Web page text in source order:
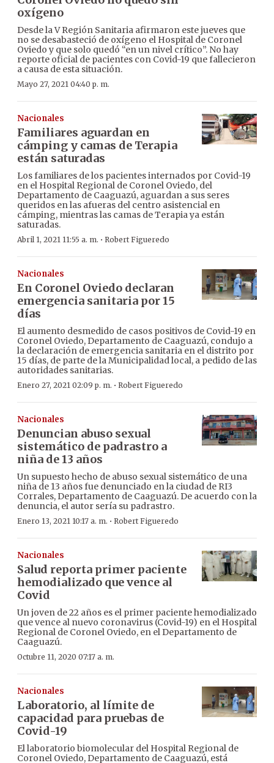
oxígeno
Desde la V Región Sanitaria afirmaron este jueves que
no se desabasteció de oxígeno el Hospital de Coronel
Oviedo y que solo quedó “en un nivel crítico”. No hay
reporte oficial de pacientes con Covid-19 que fallecieron
a causa de esta situación.
Mayo 27, 2021 04:40 p. m.
Nacionales
Familiares aguardan en
cámping y camas de Terapia
están saturadas
Los familiares de los pacientes internados por Covid-19
en el Hospital Regional de Coronel Oviedo, del
Departamento de Caaguazú, aguardan a sus seres
queridos en las afueras del centro asistencial en
cámping, mientras las camas de Terapia ya están
saturadas.
Abril 1, 2021 11:55 a. m. · Robert Figueredo
Nacionales
En Coronel Oviedo declaran
emergencia sanitaria por 15
días
El aumento desmedido de casos positivos de Covid-19 en
Coronel Oviedo, Departamento de Caaguazú, condujo a
la declaración de emergencia sanitaria en el distrito por
15 días, de parte de la Municipalidad local, a pedido de las
autoridades sanitarias.
Enero 27, 2021 02:09 p. m. · Robert Figueredo
Nacionales
Denuncian abuso sexual
sistemático de padrastro a
niña de 13 años
Un supuesto hecho de abuso sexual sistemático de una
niña de 13 años fue denunciado en la ciudad de RI3
Corrales, Departamento de Caaguazú. De acuerdo con la
denuncia, el autor sería su padrastro.
Enero 13, 2021 10:17 a. m. · Robert Figueredo
Nacionales
Salud reporta primer paciente
hemodializado que vence al
Covid
Un joven de 22 años es el primer paciente hemodializado
que vence al nuevo coronavirus (Covid-19) en el Hospital
Regional de Coronel Oviedo, en el Departamento de
Caaguazú.
Octubre 11, 2020 07:17 a. m.
Nacionales
Laboratorio, al límite de
capacidad para pruebas de
Covid-19
El laboratorio biomolecular del Hospital Regional de
Coronel Oviedo, Departamento de Caaguazú, está